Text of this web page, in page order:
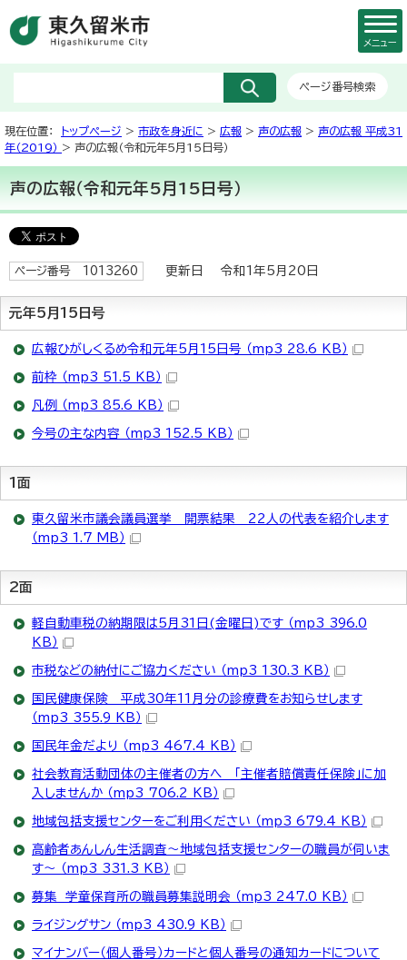
ページ番号検索
メニュー
現在位置： トップページ > 市政を身近に > 広報 > 声の広報 > 声の広報 平成31
年（2019） > 声の広報（令和元年5月15日号）
声の広報（令和元年5月15日号）
ページ番号 1013260 更新日 令和1年5月20日
元年5月15日号
広報ひがしくるめ令和元年5月15日号 （mp3 28.6 KB）
前枠 （mp3 51.5 KB）
凡例 （mp3 85.6 KB）
今号の主な内容 （mp3 152.5 KB）
1面
東久留米市議会議員選挙 開票結果 22人の代表を紹介します
（mp3 1.7 MB）
2面
軽自動車税の納期限は5月31日(金曜日)です （mp3 396.0
KB）
市税などの納付にご協力ください （mp3 130.3 KB）
国民健康保険 平成30年11月分の診療費をお知らせします
（mp3 355.9 KB）
国民年金だより （mp3 467.4 KB）
社会教育活動団体の主催者の方へ 「主催者賠償責任保険」に加
入しませんか （mp3 706.2 KB）
地域包括支援センターをご利用ください （mp3 679.4 KB）
高齢者あんしん生活調査～地域包括支援センターの職員が伺いま
す～ （mp3 331.3 KB）
募集 学童保育所の職員募集説明会 （mp3 247.0 KB）
ライジングサン （mp3 430.9 KB）
マイナンバー（個人番号）カードと個人番号の通知カードについて